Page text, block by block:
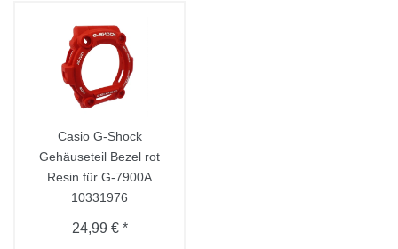
Casio G-Shock
Gehäuseteil Bezel rot
Resin für G-7900A
10331976
24,99 € *